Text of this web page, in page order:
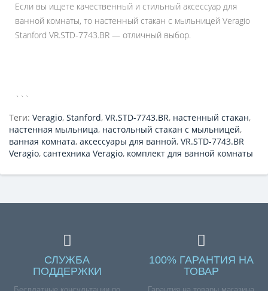
Если вы ищете качественный и стильный аксессуар для
ванной комнаты, то настенный стакан с мыльницей Veragio
Stanford VR.STD-7743.BR — отличный выбор.
```
Теги: Veragio, Stanford, VR.STD-7743.BR, настенный стакан,
настенная мыльница, настольный стакан с мыльницей,
ванная комната, аксессуары для ванной, VR.STD-7743.BR
Veragio, сантехника Veragio, комплект для ванной комнаты
СЛУЖБА
ПОДДЕРЖКИ
100% ГАРАНТИЯ НА
ТОВАР